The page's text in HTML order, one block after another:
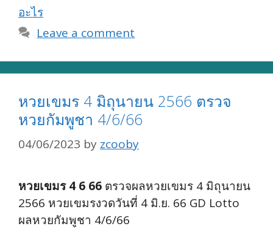
อะไร
Leave a comment
หวยเขมร 4 มิถุนายน 2566 ตรวจ
หวยกัมพูชา 4/6/66
04/06/2023 by zcooby
หวยเขมร 4 6 66 ตรวจผลหวยเขมร 4 มิถุนายน
2566 หวยเขมรงวดวันที่ 4 มิ.ย. 66 GD Lotto
ผลหวยกัมพูชา 4/6/66